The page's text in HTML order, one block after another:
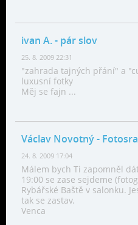
ivan A.- pár slov
25. 8. 2009 22:31
"zahrada tajných přání" a
luxusní fotky
Měj se fajn ...
Václav Novotný-
24. 8. 2009 17:04
Málem bych Ti zapomněl
19:00 se zase sejdeme
Rybářské Baště v salonku.
tak se zastav.
Venca